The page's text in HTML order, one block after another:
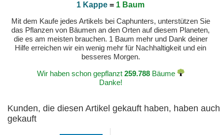
1 Kappe = 1 Baum
Mit dem Kaufe jedes Artikels bei Caphunters, unterstützen Sie
das Pflanzen von Bäumen an den Orten auf diesem Planeten,
die es am meisten brauchen. 1 Baum mehr und Dank deiner
Hilfe erreichen wir ein wenig mehr für Nachhaltigkeit und ein
besseres Morgen.
Wir haben schon gepflanzt 259.788Bäume
Danke!
Kunden, die diesen Artikel gekauft haben, haben auch
gekauft